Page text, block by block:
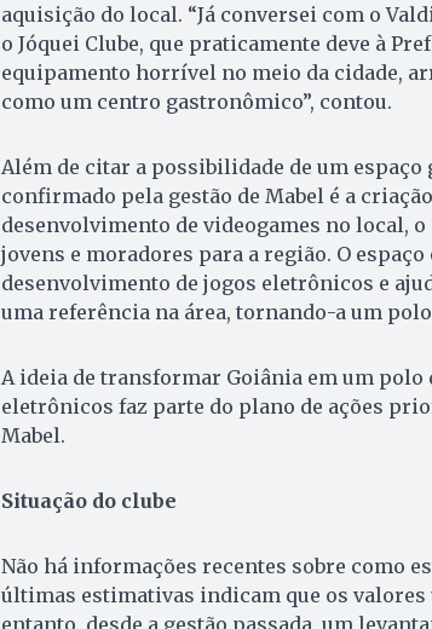
aquisição do local. “Já conversei com o
o Jóquei Clube, que praticamente deve à
equipamento horrível no meio da cidade,
como um centro gastronômico”, contou.
Além de citar a possibilidade de um
confirmado pela gestão de Mabel é a
desenvolvimento de videogames no local, o
jovens e moradores para a região. O
desenvolvimento de jogos eletrônicos e
uma referência na área, tornando-a um
A ideia de transformar Goiânia em um polo
eletrônicos faz parte do plano de ações
Mabel.
Situação do clube
Não há informações recentes sobre como
últimas estimativas indicam que os
entanto, desde a gestão passada, um